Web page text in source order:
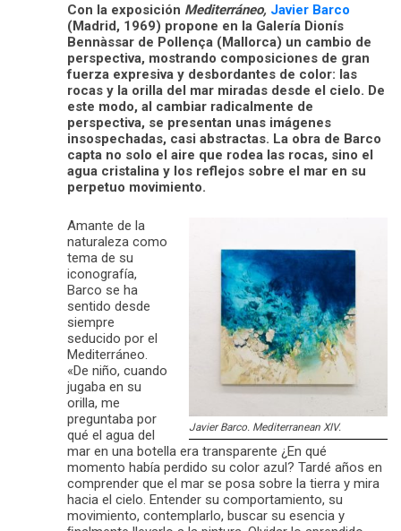
Con la exposición Mediterráneo, Javier Barco
(Madrid, 1969) propone en la Galería Dionís
Bennàssar de Pollença (Mallorca) un cambio de
perspectiva, mostrando composiciones de gran
fuerza expresiva y desbordantes de color: las
rocas y la orilla del mar miradas desde el cielo. De
este modo, al cambiar radicalmente de
perspectiva, se presentan unas imágenes
insospechadas, casi abstractas. La obra de Barco
capta no solo el aire que rodea las rocas, sino el
agua cristalina y los reflejos sobre el mar en su
perpetuo movimiento.
Javier Barco. Mediterranean XIV.
Amante de la
naturaleza como
tema de su
iconografía,
Barco se ha
sentido desde
siempre
seducido por el
Mediterráneo.
«De niño, cuando
jugaba en su
orilla, me
preguntaba por
qué el agua del
mar en una botella era transparente ¿En qué
momento había perdido su color azul? Tardé años en
comprender que el mar se posa sobre la tierra y mira
hacia el cielo. Entender su comportamiento, su
movimiento, contemplarlo, buscar su esencia y